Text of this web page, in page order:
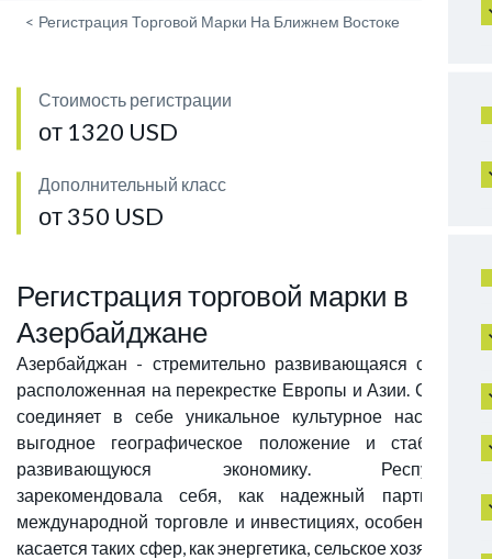
< Регистрация Торговой Марки На Ближнем Востоке
Стоимость регистрации
от 1320 USD
Дополнительный класс
от 350 USD
Регистрация торговой марки в
Азербайджане
Азербайджан - стремительно развивающаяся страна,
расположенная на перекрестке Европы и Азии. Страна
соединяет в себе уникальное культурное наследие,
выгодное географическое положение и стабильно
развивающуюся экономику. Республика
зарекомендовала себя, как надежный партнер в
международной торговле и инвестициях, особенно это
касается таких сфер, как энергетика, сельское хозяйство,